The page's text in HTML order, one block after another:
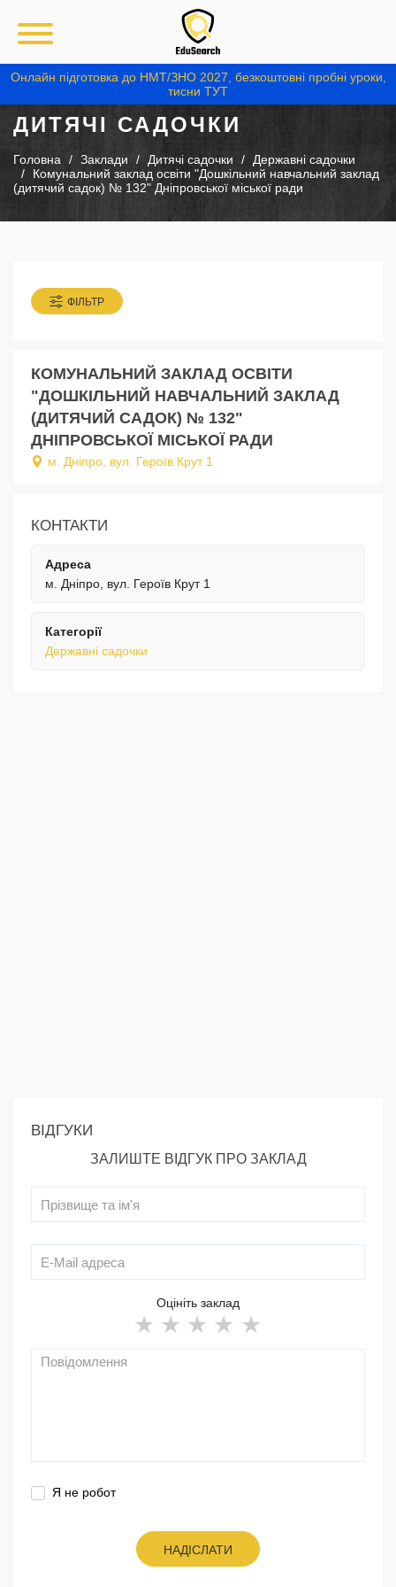
Онлайн підготовка до НМТ/ЗНО 2027, безкоштовні пробні уроки,
тисни ТУТ
ДИТЯЧІ САДОЧКИ
Головна Заклади Дитячі садочки
Державні садочки
Комунальний заклад освіти "Дошкільний навчальний заклад
(дитячий садок) № 132" Дніпровської міської ради
ФІЛЬТР
КОМУНАЛЬНИЙ ЗАКЛАД ОСВІТИ
"ДОШКІЛЬНИЙ НАВЧАЛЬНИЙ ЗАКЛАД
(ДИТЯЧИЙ САДОК) № 132"
ДНІПРОВСЬКОЇ МІСЬКОЇ РАДИ
м. Дніпро, вул. Героїв Крут 1
КОНТАКТИ
Адреса
м. Дніпро, вул. Героїв Крут 1
Категорії
Державні садочки
ВІДГУКИ
ЗАЛИШТЕ ВІДГУК ПРО ЗАКЛАД
Оцініть заклад
Я не робот
НАДІСЛАТИ